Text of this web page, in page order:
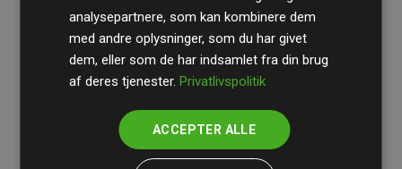
Du kan læse mere om de konkrete projekter
initiativet Websites, der støtter klimaprojekter
analysepartnere, som kan kombinere dem
med andre oplysninger, som du har givet
dem, eller som de har indsamlet fra din brug
af deres tjenester.Privatlivspolitik
ACCEPTER ALLE